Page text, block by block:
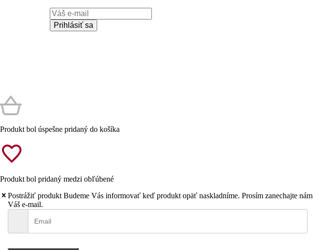
Prihlásiť sa
Produkt bol úspešne pridaný do košíka
Produkt bol pridaný medzi obľúbené
Postrážiť produkt Budeme Vás informovať keď produkt opäť naskladníme. Prosím zanechajte nám
Váš e-mail.